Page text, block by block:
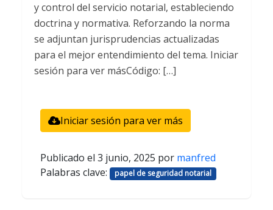
y control del servicio notarial, estableciendo
doctrina y normativa. Reforzando la norma
se adjuntan jurisprudencias actualizadas
para el mejor entendimiento del tema. Iniciar
sesión para ver másCódigo: […]
Iniciar sesión para ver más
Publicado el 3 junio, 2025 por manfred
Palabras clave:
papel de seguridad notarial